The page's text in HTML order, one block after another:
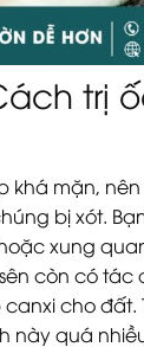
trị
khá mặn,
bị xót.
xung
còn có tác
cho đất.
này quá